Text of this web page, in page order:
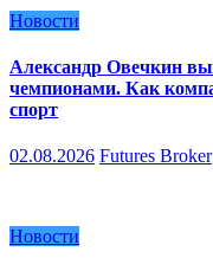
Новости
Александр Овечкин
чемпионами. Как
спорт
02.08.2026 Futures Broker
Новости